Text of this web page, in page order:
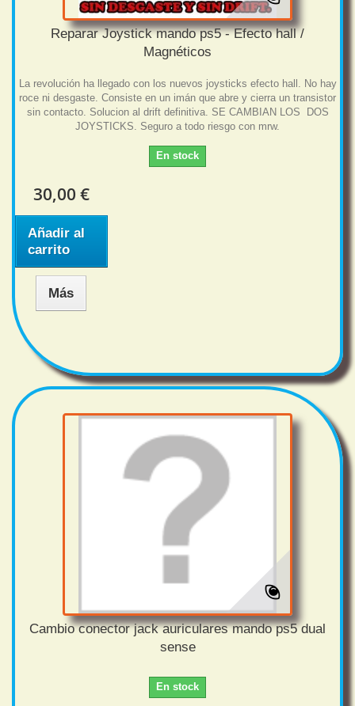
Reparar Joystick mando ps5 - Efecto hall /
Magnéticos
La revolución ha llegado con los nuevos joysticks efecto hall. No hay
roce ni desgaste. Consiste en un imán que abre y cierra un transistor
sin contacto. Solucion al drift definitiva. SE CAMBIAN LOS DOS
JOYSTICKS. Seguro a todo riesgo con mrw.
En stock
30,00 €
Añadir al
carrito
Más
Cambio conector jack auriculares mando ps5 dual
sense
En stock